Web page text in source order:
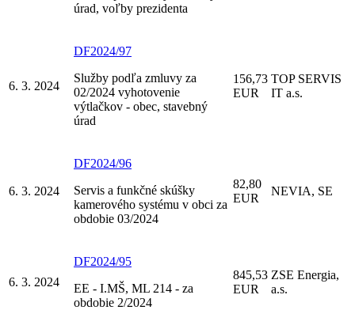
úrad, voľby prezidenta
6. 3. 2024
DF2024/97
Služby podľa zmluvy za
02/2024 vyhotovenie
výtlačkov - obec, stavebný
úrad
156,73
EUR
TOP SERVIS
IT a.s.
6. 3. 2024
DF2024/96
Servis a funkčné skúšky
kamerového systému v obci za
obdobie 03/2024
82,80
EUR
NEVIA, SE
6. 3. 2024
DF2024/95
EE - I.MŠ, ML 214 - za
obdobie 2/2024
845,53
EUR
ZSE Energia,
a.s.